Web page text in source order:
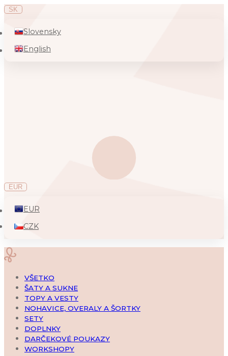
SK
Slovensky
English
EUR
EUR
CZK
VŠETKO
ŠATY A SUKNE
TOPY A VESTY
NOHAVICE, OVERALY A ŠORTKY
SETY
DOPLNKY
DARČEKOVÉ POUKAZY
WORKSHOPY